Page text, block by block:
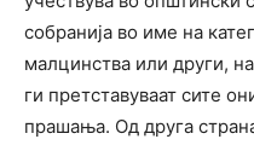
собранија во име на
малцинства или други,
ги претставуваат сите
прашања. Од друга